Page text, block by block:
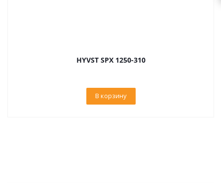
HYVST SPX 1250-310
В корзину